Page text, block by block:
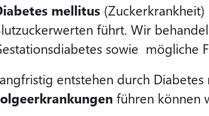
mellitus
führt. Wir
sowie mögliche
entstehen durch
führen können